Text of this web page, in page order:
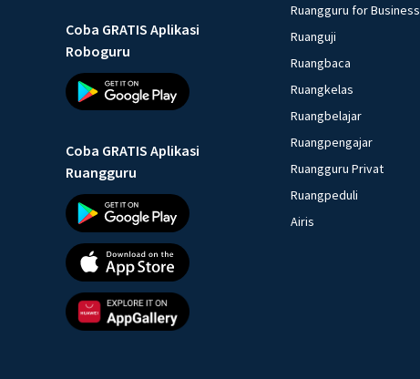
Coba GRATIS Aplikasi
Roboguru
Coba GRATIS Aplikasi
Ruangguru
Ruangguru for Business
Ruanguji
Ruangbaca
Ruangkelas
Ruangbelajar
Ruangpengajar
Ruangguru Privat
Ruangpeduli
Airis